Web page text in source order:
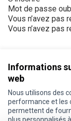
Informations
web
Nous utilisons des
performance et les
permettent de
Mot de passe
Vous n’avez pas
Vous n’avez pas
Conditions
Paramètres des
Je participe ! sur X
Je participe !
Je